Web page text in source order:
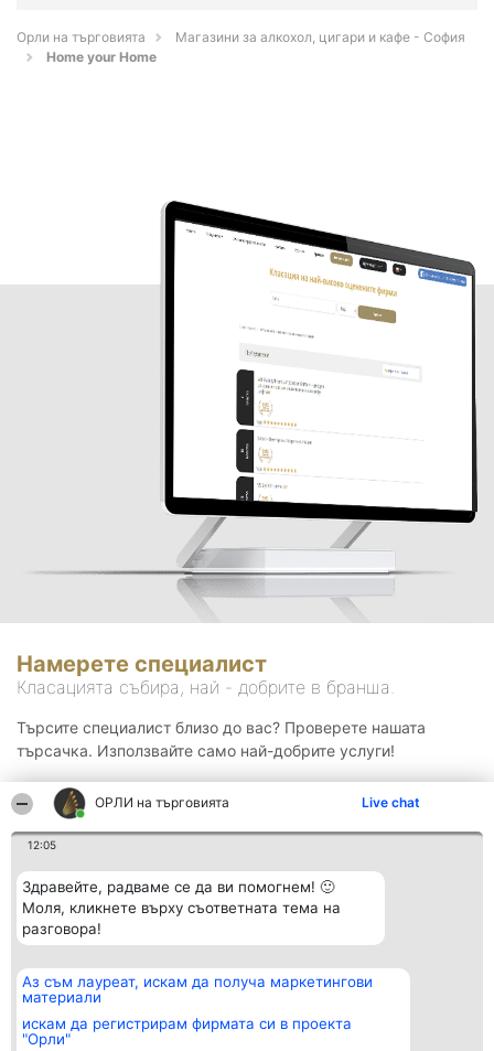
ОРЛИ на търговията Live chat
12:05
Здравейте, радваме се да ви помогнем! 🙂
Моля, кликнете върху съответната тема на
разговора!
Аз съм лауреат, искам да получа маркетингови
материали
искам да регистрирам фирмата си в проекта
"Орли"
Орли на търговията
Магазини за алкохол, цигари и кафе - София
Home your Home
Намерете специалист
Класацията събира, най - добрите в бранша.
Търсите специалист близо до вас? Проверете нашата
търсачка. Използвайте само най-добрите услуги!
Организатор на
класиране
BulevardulAleea Timișul De
Sus Nr. 2, Bl. A30, Sc. A, Et.
Класация
всички
Контакти